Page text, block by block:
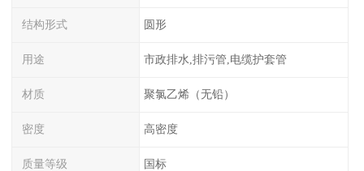
结构形式 圆形
用途 市政排水,排污管,电缆护套管
材质 聚氯乙烯（无铅）
密度 高密度
质量等级 国标